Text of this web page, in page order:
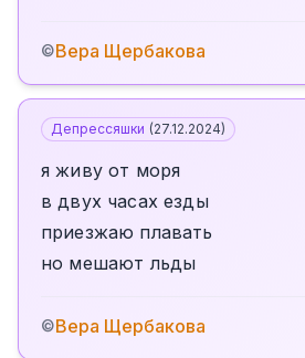
©Вера Щербакова
Депрессяшки (27.12.2024)
я живу от моря
в двух часах езды
приезжаю плавать
но мешают льды
©Вера Щербакова